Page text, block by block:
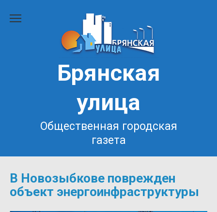
Брянская
улица
Общественная городская
газета
В Новозыбкове поврежден
объект энергоинфраструктуры